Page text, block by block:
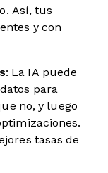
Así, tus
y con
: La IA puede
para
no, y luego
tasas de